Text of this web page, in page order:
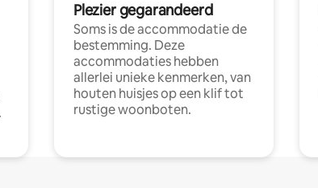
Plezier gegarandeerd
Soms is de accommodatie de
bestemming. Deze
accommodaties hebben
allerlei unieke kenmerken, van
houten huisjes op een klif tot
rustige woonboten.